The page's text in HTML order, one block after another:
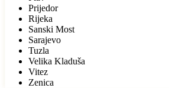
Prijedor
Rijeka
Sanski Most
Sarajevo
Tuzla
Velika Kladuša
Vitez
Zenica